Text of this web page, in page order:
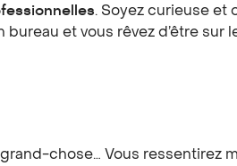
. Soyez curieuse et
et vous rêvez d’être sur
chose… Vous ressentirez